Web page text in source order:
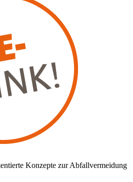
Konzepte zur Abfallvermeidung